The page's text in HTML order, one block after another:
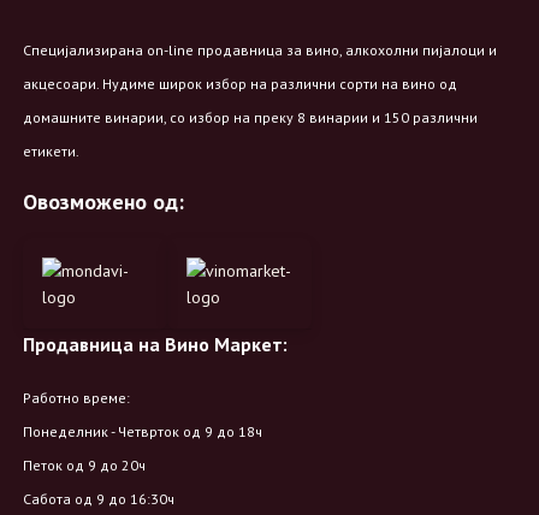
Специјализирана on-line продавница за вино, алкохолни пијалоци и
акцесоари. Нудиме широк избор на различни сорти на вино од
домашните винарии, со избор на преку 8 винарии и 150 различни
етикети.
Овозможено од:
Продавница на Вино Маркет:
Работно време:
Понеделник - Четврток од 9 до 18ч
Петок од 9 до 20ч
Сабота од 9 до 16:30ч